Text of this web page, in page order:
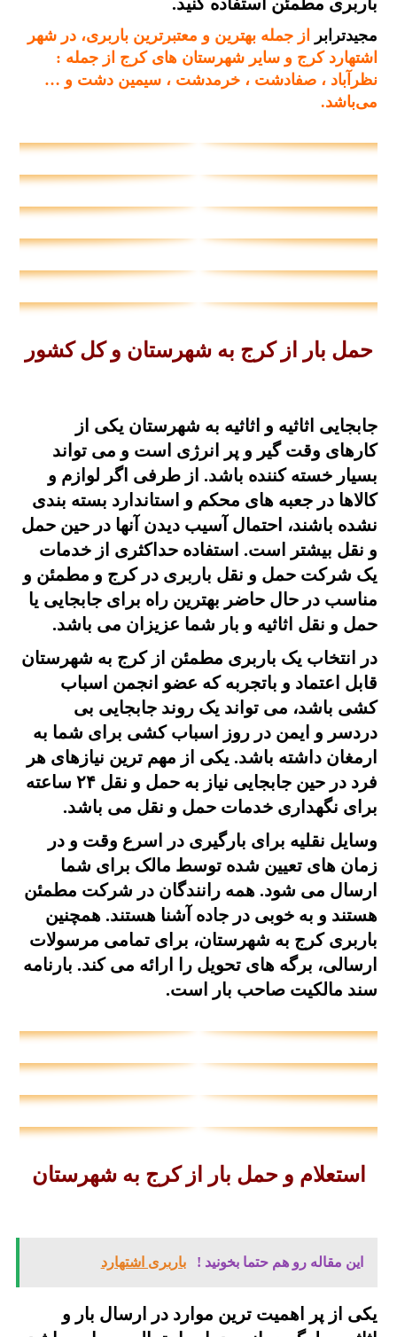
مجیدترابر
از جمله بهترین و معتبرترین باربری، در شهر
اشتهارد کرج و سایر شهرستان های کرج از جمله :
نظرآباد ، صفادشت ، خرمدشت ، سیمین دشت و …
می‌باشد.
حمل بار از کرج به شهرستان و کل کشور
جابجایی اثاثیه و اثاثیه به شهرستان یکی از
کارهای وقت گیر و پر انرژی است و می تواند
بسیار خسته کننده باشد. از طرفی اگر لوازم و
کالاها در جعبه های محکم و استاندارد بسته بندی
نشده باشند، احتمال آسیب دیدن آنها در حین حمل
و نقل بیشتر است. استفاده حداکثری از خدمات
یک شرکت حمل و نقل باربری در کرج و مطمئن و
مناسب در حال حاضر بهترین راه برای جابجایی یا
حمل و نقل اثاثیه و بار شما عزیزان می باشد.
در انتخاب یک باربری مطمئن از کرج به شهرستان
قابل اعتماد و باتجربه که عضو انجمن اسباب
کشی باشد، می تواند یک روند جابجایی بی
دردسر و ایمن در روز اسباب کشی برای شما به
ارمغان داشته باشد. یکی از مهم ترین نیازهای هر
فرد در حین جابجایی نیاز به حمل و نقل ۲۴ ساعته
برای نگهداری خدمات حمل و نقل می باشد.
وسایل نقلیه برای بارگیری در اسرع وقت و در
زمان های تعیین شده توسط مالک برای شما
ارسال می شود. همه رانندگان در شرکت مطمئن
هستند و به خوبی در جاده آشنا هستند. همچنین
باربری کرج به شهرستان، برای تمامی مرسولات
ارسالی، برگه های تحویل را ارائه می کند. بارنامه
سند مالکیت صاحب بار است.
استعلام و حمل بار از کرج به شهرستان
این مقاله رو هم حتما بخونید ! باربری اشتهارد
یکی از پر اهمیت ترین موارد در ارسال بار و